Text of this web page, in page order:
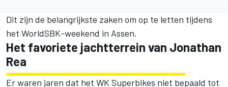
Dit zijn de belangrijkste zaken om op te letten tijdens
het WorldSBK-weekend in Assen.
Het favoriete jachtterrein van Jonathan
Rea
Er waren jaren dat het WK Superbikes niet bepaald tot